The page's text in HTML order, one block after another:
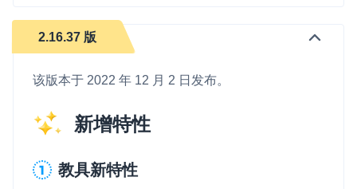
2.16.37 版
该版本于 2022 年 12 月 2 日发布。
新增特性
教具新特性